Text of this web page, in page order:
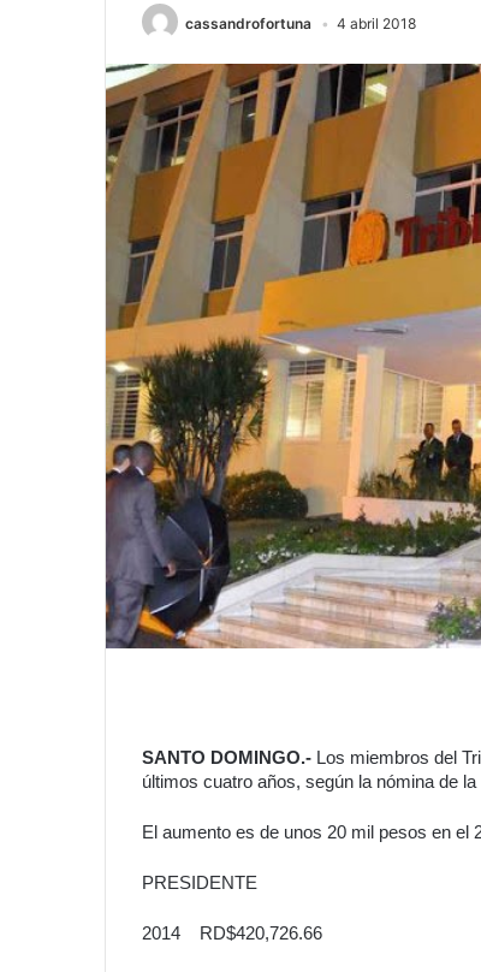
cassandrofortuna 4 abril 2018
SANTO DOMINGO.- Los miembros del
últimos cuatro años, según la nómina de
El aumento es de unos 20 mil pesos en el
PRESIDENTE
2014 RD$420,726.66